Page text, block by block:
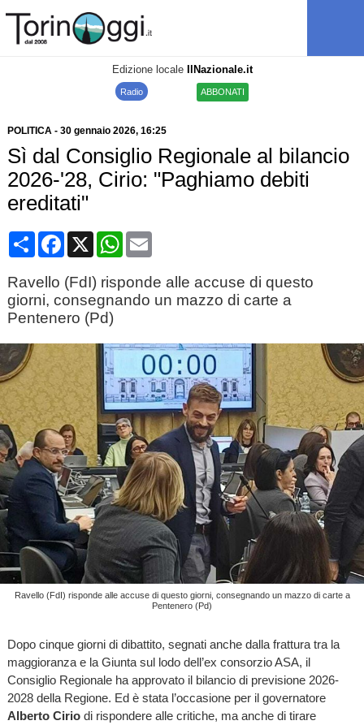
Edizione locale IlNazionale.it
Radio ABBONATI
POLITICA- 30 gennaio 2026, 16:25
Sì dal Consiglio Regionale al bilancio
2026-'28, Cirio: "Paghiamo debiti
ereditati"
CondividiFacebook
X WhatsApp
Email
Ravello (FdI) risponde alle accuse di questo
giorni, consegnando un mazzo di carte a
Pentenero (Pd)
Ravello (FdI) risponde alle accuse di questo giorni, consegnando un mazzo di carte a
Pentenero (Pd)
Dopo cinque giorni di dibattito, segnati anche dalla frattura tra la
maggioranza e la Giunta sul lodo dell’ex consorzio ASA, il
Consiglio Regionale ha approvato il bilancio di previsione 2026-
2028 della Regione. Ed è stata l’occasione per il governatore
Alberto Ciriodi rispondere alle critiche, ma anche di tirare